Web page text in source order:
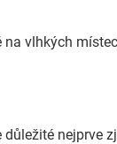
vlhkých